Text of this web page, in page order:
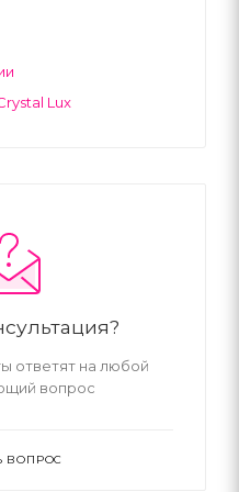
Lux
ответят на любой
вопрос
ВОПРОС